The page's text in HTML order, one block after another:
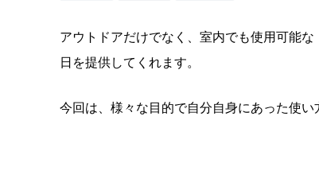
アウトドアだけでなく、室内でも使用可能
日を提供してくれます。
今回は、様々な目的で自分自身にあった使